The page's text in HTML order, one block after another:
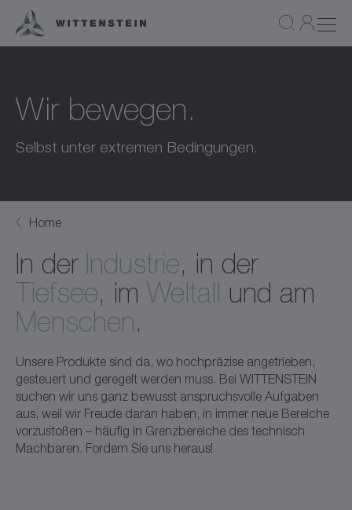
Wir bewegen.
Selbst unter extremen Bedingungen.
Home
In der Industrie, in der
Tiefsee, im Weltall und am
Menschen.
Unsere Produkte sind da, wo hochpräzise angetrieben,
gesteuert und geregelt werden muss. Bei WITTENSTEIN
suchen wir uns ganz bewusst anspruchsvolle Aufgaben
aus, weil wir Freude daran haben, in immer neue Bereiche
vorzustoßen – häufig in Grenzbereiche des technisch
Machbaren. Fordern Sie uns heraus!